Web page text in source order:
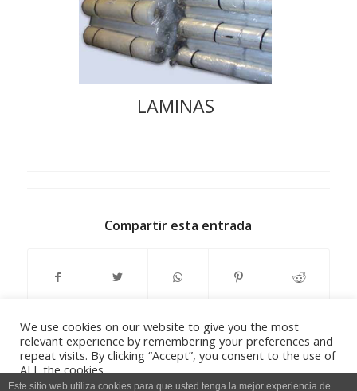
LAMINAS
Compartir esta entrada
Este sitio web utiliza cookies para que usted tenga la mejor experiencia de
We use cookies on our website to give you the most
relevant experience by remembering your preferences and
repeat visits. By clicking “Accept”, you consent to the use of
ALL the cookies.
Do not sell my personal information.